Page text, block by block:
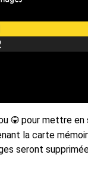
3 pour mettre en
la carte
seront